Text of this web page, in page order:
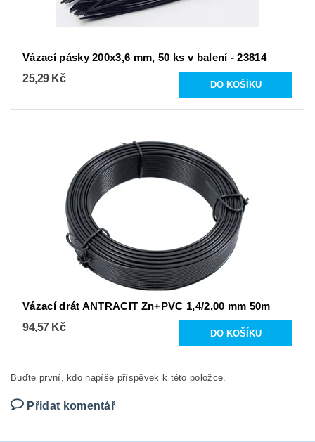
Vázací pásky 200x3,6 mm, 50 ks v balení - 23814
25,29 Kč
Vázací drát ANTRACIT Zn+PVC 1,4/2,00 mm 50m
94,57 Kč
Buďte první, kdo napíše příspěvek k této položce.
Přidat komentář